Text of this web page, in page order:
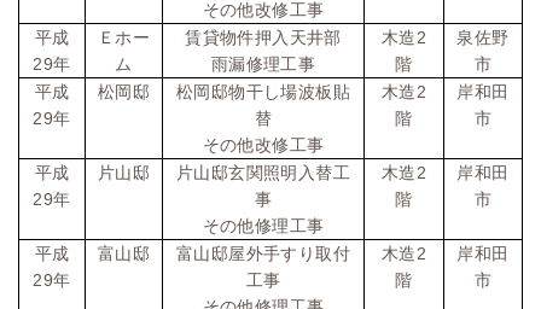
その他改修工事
平成
29年
Ｅホー
ム
賃貸物件押入天井部
雨漏修理工事
木造2
階
泉佐野
市
平成
29年
松岡邸
松岡邸物干し場波板貼
替
その他改修工事
木造2
階
岸和田
市
平成
29年
片山邸
片山邸玄関照明入替工
事
その他修理工事
木造2
階
岸和田
市
平成
29年
富山邸
富山邸屋外手すり取付
工事
木造2
階
岸和田
市